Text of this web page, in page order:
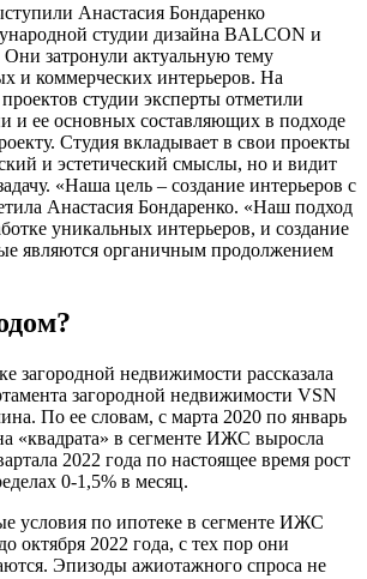
Анастасия Бондаренко
студии дизайна BALCON и
затронули актуальную тему
и коммерческих интерьеров. На
студии эксперты отметили
и ее основных составляющих в подходе
Студия вкладывает в свои проекты
и эстетический смыслы, но и видит
«Наша цель – создание интерьеров с
Анастасия Бондаренко. «Наш подход
уникальных интерьеров, и создание
являются органичным продолжением
загородной недвижимости рассказала
загородной недвижимости VSN
По ее словам, с марта 2020 по январь
«квадрата» в сегменте ИЖС выросла
2022 года по настоящее время рост
0-1,5% в месяц.
условия по ипотеке в сегменте ИЖС
октября 2022 года, с тех пор они
Эпизоды ажиотажного спроса не